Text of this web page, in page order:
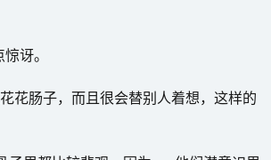
讶。
花肠子，而且很会替别人着想，这样的